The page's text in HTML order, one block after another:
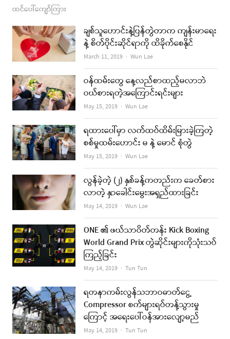
ထင်ပေါ်ကျော်ကြား
ချစ်သူဟောင်းနဲ့ပြန်တွဲတာက ကျန်းမာရေး
နဲ့ စိတ်ပိုင်းဆိုင်ရာကို ထိခိုက်စေနိုင်
March 11, 2019 Author
Wun Lae
ဝန်ထမ်းတွေ နေ့လည်စာထည့်မလာဘဲ
ဝယ်စားရတဲ့အကြောင်းရင်းများ
May 15, 2019 Author
Wun Lae
ရထားပေါ်မှာ လက်ထပ်ထိမ်းမြားခဲ့ကြတဲ့
စစ်မှုထမ်းဟောင်း မ နဲ့ မောင် စုံတွဲ
May 15, 2019 Author
Wun Lae
လွန်ခဲ့တဲ့ (၂) နှစ်ခန့်ကတည်းက ခေတ်စား
လာတဲ့ နှာခေါင်းမွေးအရှည်ထားခြင်း
May 14, 2019 Author
Wun Lae
ONE ၏ ဖယ်သာဝိတ်တန်း Kick Boxing
World Grand Prix တွဲဆိုင်းများကိုသုံးသပ်
ကြည့်ခြင်း
May 14, 2019 Author
Tun Tun
ရတနာကမ်းလွန်သဘာဝဓာတ်ငွေ့
Compressor စက်များရပ်တန့်သွားမှု
ကြောင့် အရေးပေါ်ဝန်အားလျော့မည်
May 14, 2019 Author
Tun Tun